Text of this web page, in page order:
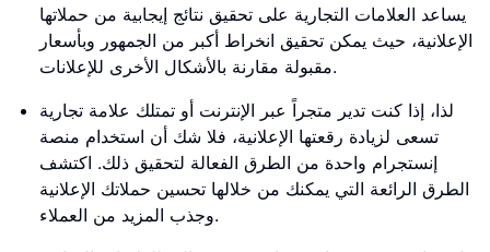
يساعد العلامات التجارية على تحقيق نتائج إيجابية من حملاتها
الإعلانية، حيث يمكن تحقيق انخراط أكبر من الجمهور وبأسعار
مقبولة مقارنة بالأشكال الأخرى للإعلانات.
لذا، إذا كنت تدير متجراً عبر الإنترنت أو تمتلك علامة تجارية
تسعى لزيادة رقعتها الإعلانية، فلا شك أن استخدام منصة
إنستجرام واحدة من الطرق الفعالة لتحقيق ذلك. اكتشف
الطرق الرائعة التي يمكنك من خلالها تحسين حملاتك الإعلانية
وجذب المزيد من العملاء.